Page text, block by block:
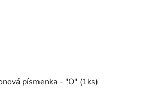
písmenka - "O" (1ks)